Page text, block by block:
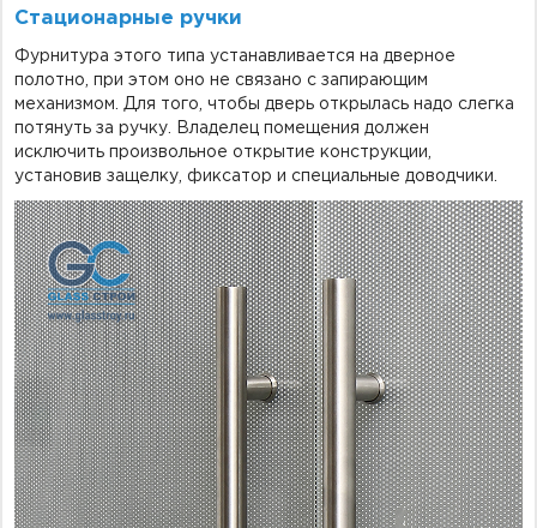
Стационарные ручки
Фурнитура этого типа устанавливается на дверное
полотно, при этом оно не связано с запирающим
механизмом. Для того, чтобы дверь открылась надо слегка
потянуть за ручку. Владелец помещения должен
исключить произвольное открытие конструкции,
установив защелку, фиксатор и специальные доводчики.